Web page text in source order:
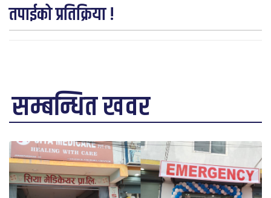
तपाईको प्रतिक्रिया !
सम्बन्धित खवर